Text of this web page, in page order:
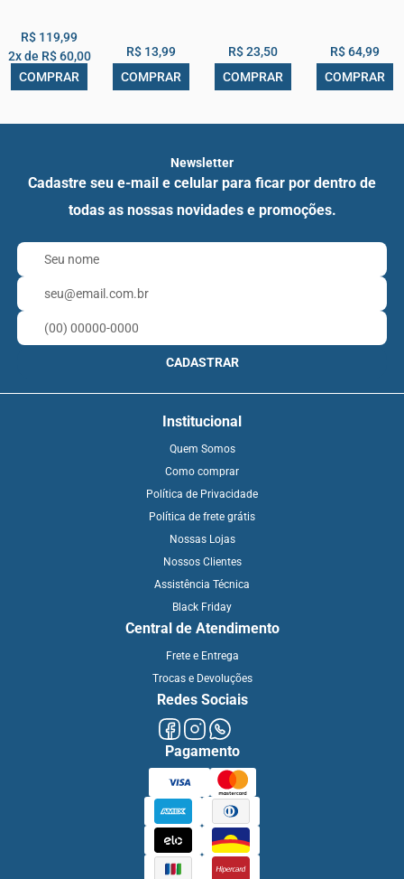
MASSAGE GUN
123 ÚTIL
R$ 119,99
2x de R$ 60,00
COMPRAR
R$ 13,99
COMPRAR
TRANSPARENTE
CIPEL
R$ 23,50
COMPRAR
R$ 64,99
COMPRAR
Newsletter
Cadastre seu e-mail e celular para ficar por dentro de
todas as nossas novidades e promoções.
CADASTRAR
Institucional
Quem Somos
Como comprar
Política de Privacidade
Política de frete grátis
Nossas Lojas
Nossos Clientes
Assistência Técnica
Black Friday
Central de Atendimento
Frete e Entrega
Trocas e Devoluções
Redes Sociais
Pagamento